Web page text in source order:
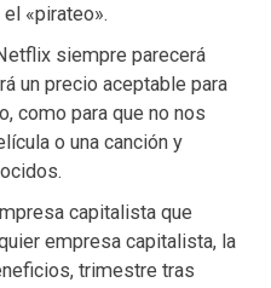
«pirateo».
siempre parecerá
un precio aceptable para
como para que no nos
o una canción y
capitalista que
empresa capitalista, la
trimestre tras